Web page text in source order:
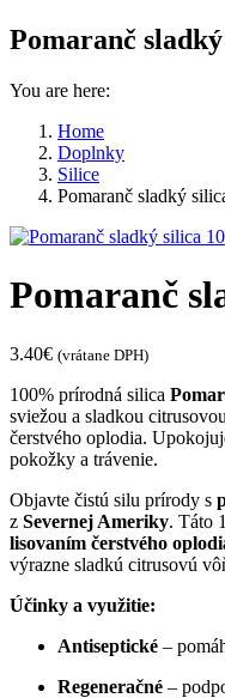
Pomaranč
You are here:
Home
Doplnky
Silice
Pomaranč sladký
Pomaranč
3.40€ (vrátane DPH)
100% prírodná silica
sviežou a sladkou
čerstvého oplodia.
pokožky a trávenie.
Objavte čistú silu prírody s
z Severnej Ameriky. Táto
lisovaním čerstvého
výrazne sladkú citrusovú
Účinky a využitie:
Antiseptické –
Regeneračné –